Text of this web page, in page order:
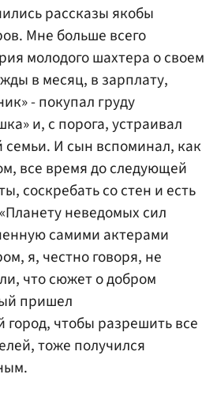
рассказы якобы
Мне больше всего
молодого шахтера о своем
в месяц, в зарплату,
- покупал груду
и, с порога, устраивал
семьи. И сын вспоминал, как
все время до следующей
соскребать со стен и есть
неведомых сил
самими актерами
я, честно говоря, не
что сюжет о добром
пришел
чтобы разрешить все
тоже получился